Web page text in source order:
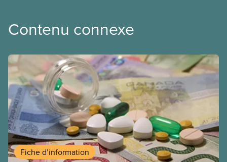
Contenu connexe
Fiche d’information